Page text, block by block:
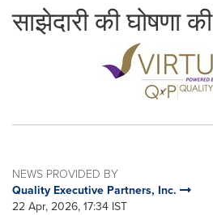
साझेदारी की घोषणा की
NEWS PROVIDED BY
Quality Executive Partners, Inc.
22 Apr, 2026, 17:34 IST